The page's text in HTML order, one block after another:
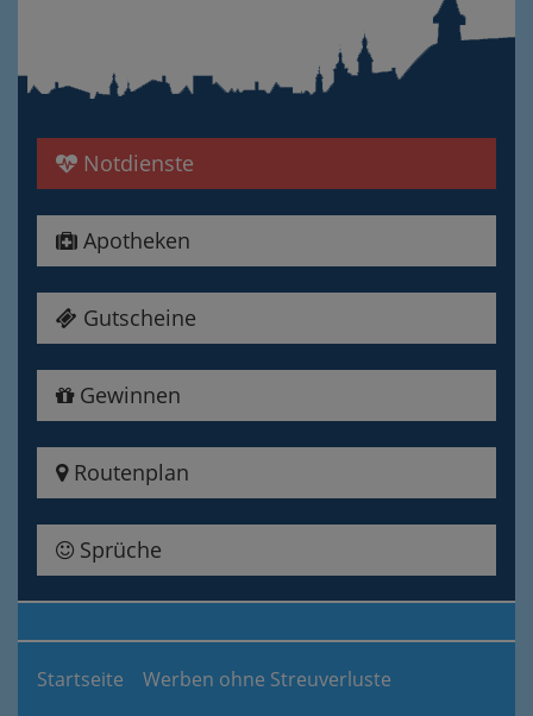
Notdienste
Apotheken
Gutscheine
Gewinnen
Routenplan
Sprüche
Startseite Werben ohne Streuverluste